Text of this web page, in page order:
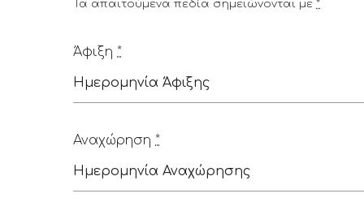
Τα απαιτούμενα πεδία σημειώνονται με *
Άφιξη *
Αναχώρηση *